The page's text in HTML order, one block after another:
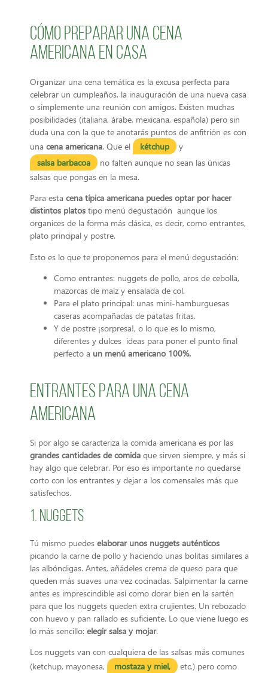
Cómo preparar una cena
americana en casa
Organizar una cena temática es la excusa perfecta para
celebrar un cumpleaños, la inauguración de una nueva casa
o simplemente una reunión con amigos. Existen muchas
posibilidades (italiana, árabe, mexicana, española) pero sin
duda una con la que te anotarás puntos de anfitrión es con
una cena americana. Que el kétchup
y
salsa barbacoa
no falten aunque no sean las únicas
salsas que pongas en la mesa.
Para esta cena típica americana puedes optar por hacer
distintos platos tipo menú degustación aunque los
organices de la forma más clásica, es decir, como entrantes,
plato principal y postre.
Esto es lo que te proponemos para el menú degustación:
Como entrantes: nuggets de pollo, aros de cebolla,
mazorcas de maíz y ensalada de col.
Para el plato principal: unas mini-hamburguesas
caseras acompañadas de patatas fritas.
Y de postre ¡sorpresa!, o lo que es lo mismo,
diferentes y dulces ideas para poner el punto final
perfecto a un menú americano 100%.
Entrantes para una cena
americana
Si por algo se caracteriza la comida americana es por las
grandes cantidades de comida que sirven siempre, y más si
hay algo que celebrar. Por eso es importante no quedarse
corto con los entrantes y dejar a los comensales más que
satisfechos.
1. Nuggets
Tú mismo puedes elaborar unos nuggets auténticos
picando la carne de pollo y haciendo unas bolitas similares a
las albóndigas. Antes, añádeles crema de queso para que
queden más suaves una vez cocinadas. Salpimentar la carne
antes es imprescindible así como dorar bien en la sartén
para que los nuggets queden extra crujientes. Un rebozado
con huevo y pan rallado es suficiente. Lo que viene luego es
lo más sencillo: elegir salsa y mojar.
Los nuggets van con cualquiera de las salsas más comunes
(ketchup, mayonesa,
mostaza y miel,
etc.) pero como